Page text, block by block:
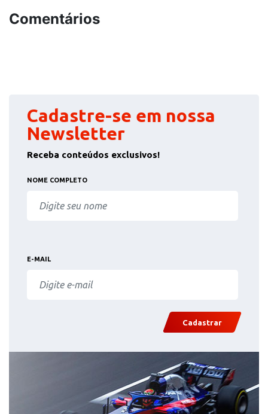
Comentários
Cadastre-se em nossa
Newsletter
Receba conteúdos exclusivos!
NOME COMPLETO
E-MAIL
Cadastrar